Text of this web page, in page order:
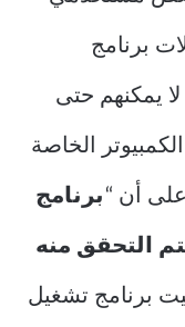
برنامج
يمكنهم حتى
الخاصة
أن “ برنامج
التحقق منه
برنامج تشغيل